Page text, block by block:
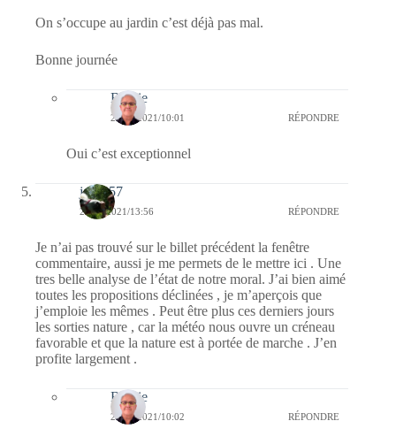
On s’occupe au jardin c’est déjà pas mal.
Bonne journée
Bernie
25/03/2021/10:01 RÉPONDRE
Oui c’est exceptionnel
jazzy57
24/03/2021/13:56 RÉPONDRE
Je n’ai pas trouvé sur le billet précédent la fenêtre
commentaire, aussi je me permets de le mettre ici . Une
tres belle analyse de l’état de notre moral. J’ai bien aimé
toutes les propositions déclinées , je m’aperçois que
j’emploie les mêmes . Peut être plus ces derniers jours
les sorties nature , car la météo nous ouvre un créneau
favorable et que la nature est à portée de marche . J’en
profite largement .
Bernie
25/03/2021/10:02 RÉPONDRE